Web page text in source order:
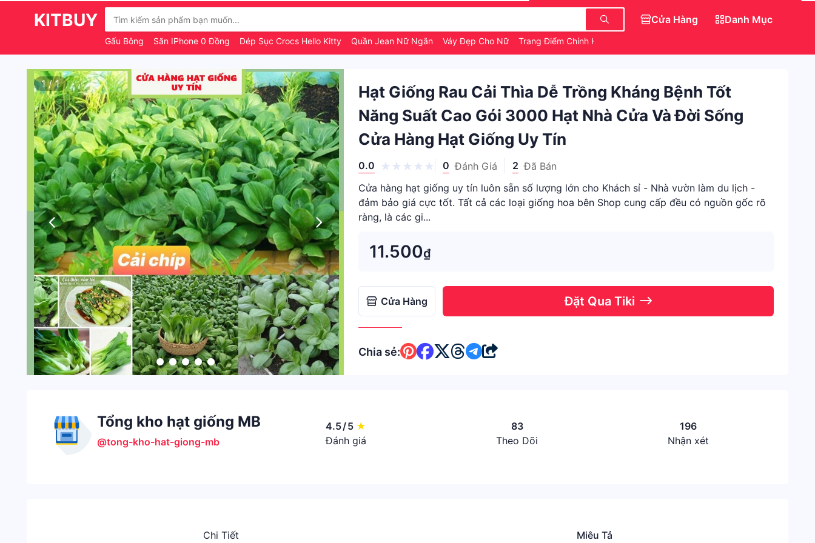
KITBUY
Gấu Bông Săn IPhone 0 Đồng Dép Sục Crocs Hello Kitty Quần Jean Nữ Ngắn Váy Đẹp Cho Nữ Trang Điểm Chính Hãng
Cửa Hàng Danh Mục
1 / 1
Hạt Giống Rau Cải Thìa Dễ Trồng Kháng Bệnh Tốt
Năng Suất Cao Gói 3000 Hạt Nhà Cửa Và Đời Sống
Cửa Hàng Hạt Giống Uy Tín
0.0 0 Đánh Giá 2 Đã Bán
Cửa hàng hạt giống uy tín luôn sẵn số lượng lớn cho Khách sỉ - Nhà vườn làm du lịch -
đảm bảo giá cực tốt. Tất cả các loại giống hoa bên Shop cung cấp đều có nguồn gốc rõ
ràng, là các gi...
11.500₫
Cửa Hàng Đặt Qua Tiki
Chia sẻ:
Tổng kho hạt giống MB
@tong-kho-hat-giong-mb
4.5/5 ★
Đánh giá
83
Theo Dõi
196
Nhận xét
Chi Tiết Miêu Tả